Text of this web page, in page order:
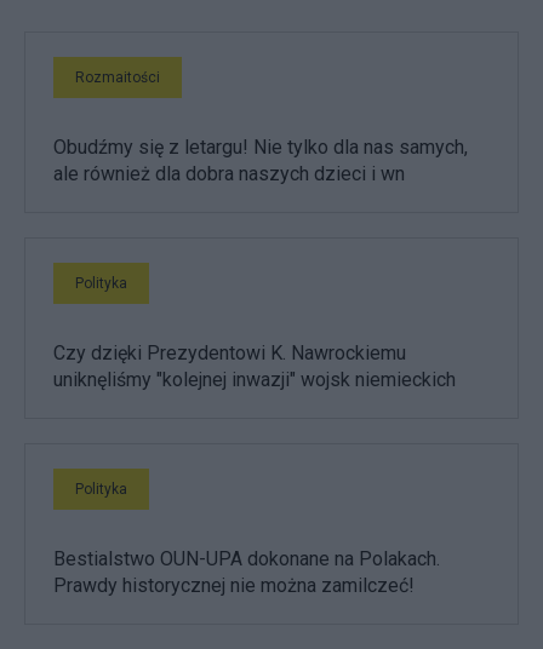
Rozmaitości
Obudźmy się z letargu! Nie tylko dla nas samych,
ale również dla dobra naszych dzieci i wn
Polityka
Czy dzięki Prezydentowi K. Nawrockiemu
uniknęliśmy "kolejnej inwazji" wojsk niemieckich
Polityka
Bestialstwo OUN-UPA dokonane na Polakach.
Prawdy historycznej nie można zamilczeć!